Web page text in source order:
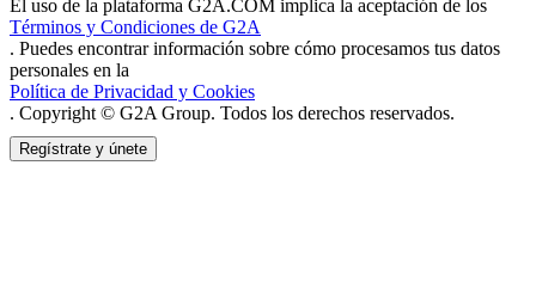
El uso de la plataforma G2A.COM implica la aceptación de los
Términos y Condiciones de G2A
. Puedes encontrar información sobre cómo procesamos tus datos
personales en la
Política de Privacidad y Cookies
. Copyright © G2A Group. Todos los derechos reservados.
Regístrate y únete